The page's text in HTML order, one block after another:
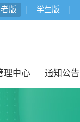
者版 学生版
理中心 通知公告